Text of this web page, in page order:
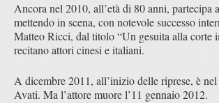
Ancora nel 2010, all’età di 80 anni,
mettendo in scena, con notevole successo
Matteo Ricci, dal titolo “Un gesuita alla corte
recitano attori cinesi e italiani.
A dicembre 2011, all’inizio delle riprese, è
Avati. Ma l’attore muore l’11 gennaio 2012.